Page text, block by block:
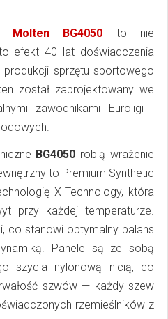
Molten BG4050 to nie
efekt 40 lat doświadczenia
sprzętu sportowego
został zaprojektowany we
zawodnikami Euroligi i
BG4050 robią wrażenie
to Premium Synthetic
X-Technology, która
przy każdej temperaturze.
co stanowi optymalny balans
Panele są ze sobą
szycia nylonową nicią, co
szwów — każdy szew
rzemieślników z